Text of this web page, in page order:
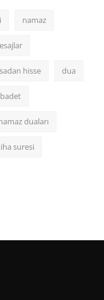
namaz
hisse dua
duaları
suresi